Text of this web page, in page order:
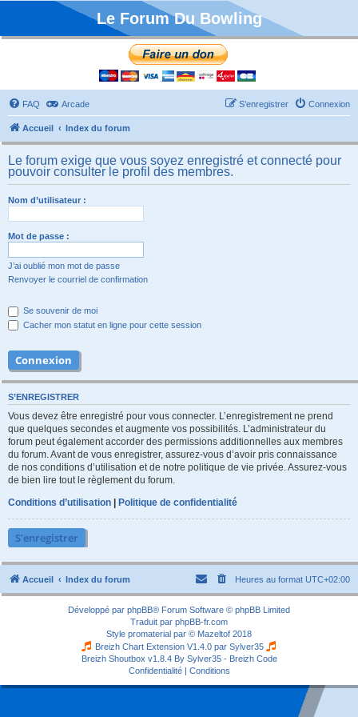
Le Forum Du Bowling
FAQ Arcade Connexion
S’enregistrer
Accueil Index du forum
Le forum exige que vous soyez enregistré et connecté pour
pouvoir consulter le profil des membres.
Nom d’utilisateur :
Mot de passe :
J’ai oublié mon mot de passe
Renvoyer le courriel de confirmation
Se souvenir de moi
Cacher mon statut en ligne pour cette session
S’ENREGISTRER
Vous devez être enregistré pour vous connecter. L’enregistrement ne prend
que quelques secondes et augmente vos possibilités. L’administrateur du
forum peut également accorder des permissions additionnelles aux membres
du forum. Avant de vous enregistrer, assurez-vous d’avoir pris connaissance
de nos conditions d’utilisation et de notre politique de vie privée. Assurez-vous
de bien lire tout le règlement du forum.
Conditions d’utilisation | Politique de confidentialité
S’enregistrer
Accueil Index du forum Heures au format UTC+02:00
Développé par phpBB® Forum Software © phpBB Limited
Traduit par phpBB-fr.com
Style promaterial par © Mazeltof 2018
Breizh Chart Extension V1.4.0 par Sylver35
Breizh Shoutbox v1.8.4 By Sylver35 - Breizh Code
Confidentialité| Conditions